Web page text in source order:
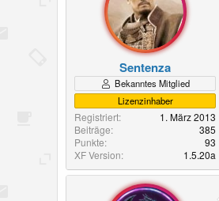
Sentenza
Bekanntes Mitglied
Lizenzinhaber
Registriert
1. März 2013
Beiträge
385
Punkte
93
XF Version
1.5.20a